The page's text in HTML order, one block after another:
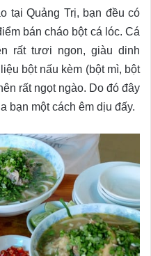
tại Quảng Trị, bạn đều có
bán cháo bột cá lóc. Cá
rất tươi ngon, giàu dinh
bột nấu kèm (bột mì, bột
rất ngọt ngào. Do đó đây
bạn một cách êm dịu đấy.